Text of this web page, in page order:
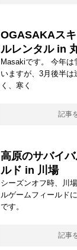
OGASAKAス
ルレンタル in
Masakiです。 今年は
いますが、3月後半
く、寒く
記事
高原のサバイ
ルド in 川場
シーズンオフ時、川
ルゲームフィールド
です。
記事